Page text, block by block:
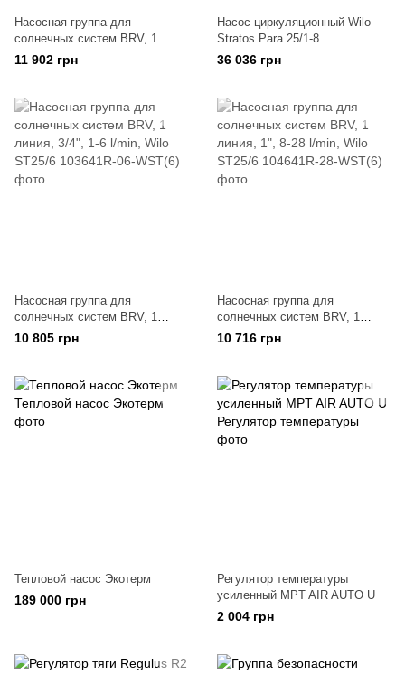
Насосная группа для
солнечных систем BRV, 1
линия, 1", 8-38 l/min, Wilo
11 902 грн
Насос циркуляционный Wilo
Stratos Para 25/1-8
36 036 грн
Насосная группа для
солнечных систем BRV, 1
линия, 3/4", 1-6 l/min, Wilo
10 805 грн
Насосная группа для
солнечных систем BRV, 1
линия, 1", 8-28 l/min, Wilo
10 716 грн
Тепловой насос Экотерм
189 000 грн
Регулятор температуры
усиленный MPT AIR AUTO U
2 004 грн